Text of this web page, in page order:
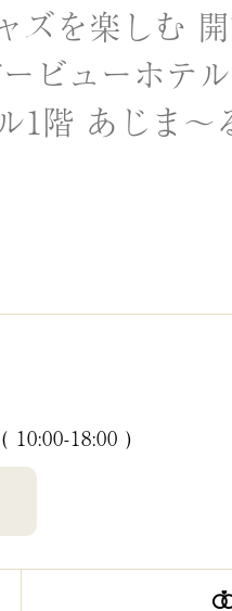
ズを楽しむ
ビューホテ
階 あじま～
( 10:00-18:00 )